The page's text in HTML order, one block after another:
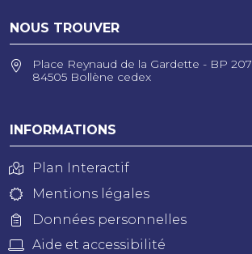
NOUS TROUVER
Place Reynaud de la Gardette - BP 207
84505 Bollène cedex
INFORMATIONS
Plan Interactif
Mentions légales
Données personnelles
Aide et accessibilité